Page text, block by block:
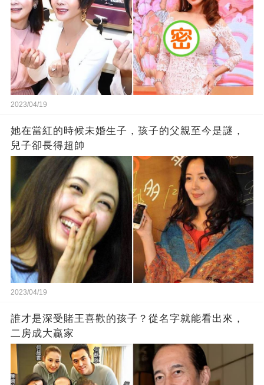
2023/04/19
她在當紅的時候未婚生子，孩子的父親至今是謎，
兒子卻長得超帥
2023/04/19
誰才是深受賭王喜歡的孩子？從名字就能看出來，
二房成大贏家